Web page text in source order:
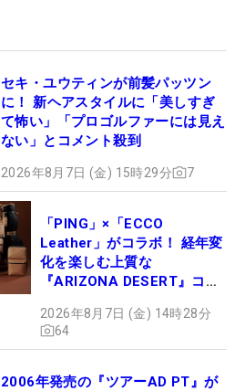
セキ・ユウティンが前髪パッツン
に！ 新ヘアスタイルに「美しすぎ
て怖い」「プロゴルファーには見え
ない」とコメント殺到
2026年8月7日 (金) 15時29分 7
「PING」×「ECCO
Leather」がコラボ！ 経年変
化を楽しむ上質な
『ARIZONA DESERT』コレ
ュー
2026年8月7日 (金) 14時28分
64
2006年発売の『ツアーAD PT』が